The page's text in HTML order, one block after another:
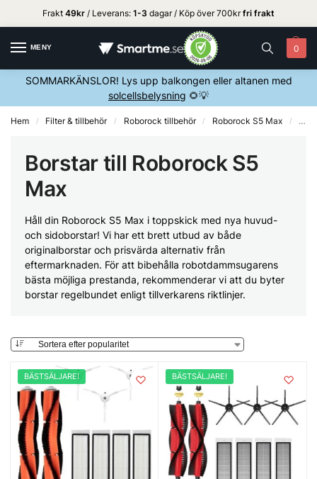
Frakt 49kr / Leverans: 1-3 dagar / Köp över 700krfri frakt
MENY 0
SOMMARKÄNSLOR! Lys upp balkongen eller altanen med
solcellsbelysning 🌻💡
Hem / Filter & tillbehör / Roborock tillbehör / Roborock S5 Max /
Borstar till Roborock S5
Max
Håll din Roborock S5 Max i toppskick med nya huvud-
och sidoborstar! Vi har ett brett utbud av både
originalborstar och prisvärda alternativ från
eftermarknaden. För att bibehålla robotdammsugarens
bästa möjliga prestanda, rekommenderar vi att du byter
borstar regelbundet enligt tillverkarens riktlinjer.
BÄSTSÄLJARE! BÄSTSÄLJARE!